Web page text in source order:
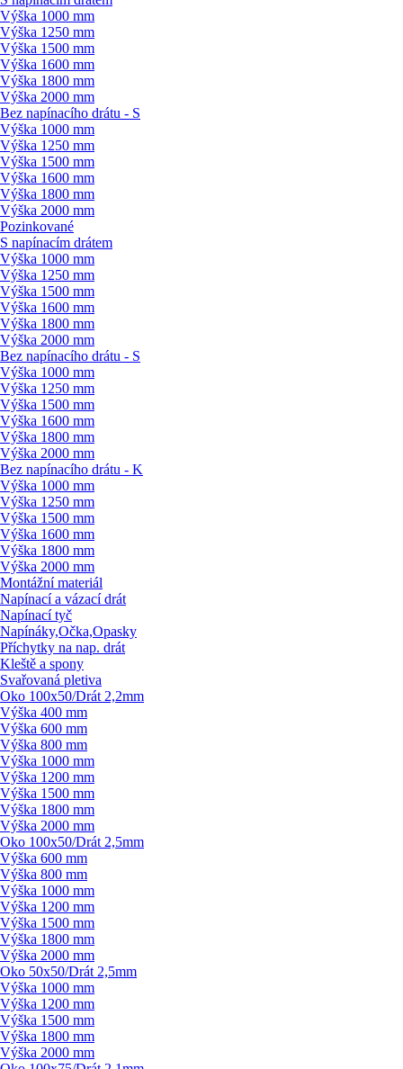
Výška 1000 mm
Výška 1250 mm
Výška 1500 mm
Výška 1600 mm
Výška 1800 mm
Výška 2000 mm
Bez napínacího drátu - S
Výška 1000 mm
Výška 1250 mm
Výška 1500 mm
Výška 1600 mm
Výška 1800 mm
Výška 2000 mm
Pozinkované
S napínacím drátem
Výška 1000 mm
Výška 1250 mm
Výška 1500 mm
Výška 1600 mm
Výška 1800 mm
Výška 2000 mm
Bez napínacího drátu - S
Výška 1000 mm
Výška 1250 mm
Výška 1500 mm
Výška 1600 mm
Výška 1800 mm
Výška 2000 mm
Bez napínacího drátu - K
Výška 1000 mm
Výška 1250 mm
Výška 1500 mm
Výška 1600 mm
Výška 1800 mm
Výška 2000 mm
Montážní materiál
Napínací a vázací drát
Napínací tyč
Napínáky,Očka,Opasky
Příchytky na nap. drát
Kleště a spony
Svařovaná pletiva
Oko 100x50/Drát 2,2mm
Výška 400 mm
Výška 600 mm
Výška 800 mm
Výška 1000 mm
Výška 1200 mm
Výška 1500 mm
Výška 1800 mm
Výška 2000 mm
Oko 100x50/Drát 2,5mm
Výška 600 mm
Výška 800 mm
Výška 1000 mm
Výška 1200 mm
Výška 1500 mm
Výška 1800 mm
Výška 2000 mm
Oko 50x50/Drát 2,5mm
Výška 1000 mm
Výška 1200 mm
Výška 1500 mm
Výška 1800 mm
Výška 2000 mm